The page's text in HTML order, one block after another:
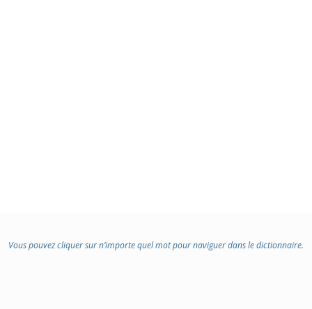
Vous pouvez cliquer sur n’importe quel mot pour naviguer dans le dictionnaire.